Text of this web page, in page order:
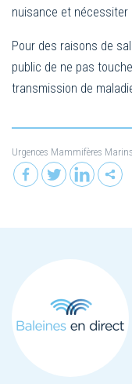
nuisance et nécessiter
Pour des raisons de
public de ne pas
transmission de
Urgences Mammifères Marins